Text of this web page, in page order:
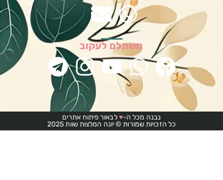
משתלם לעקוב
נבנה מכל ה-♥לבאור פיתוח אתרים
כל הזכויות שמורות © יונה המלצות שוות 2025